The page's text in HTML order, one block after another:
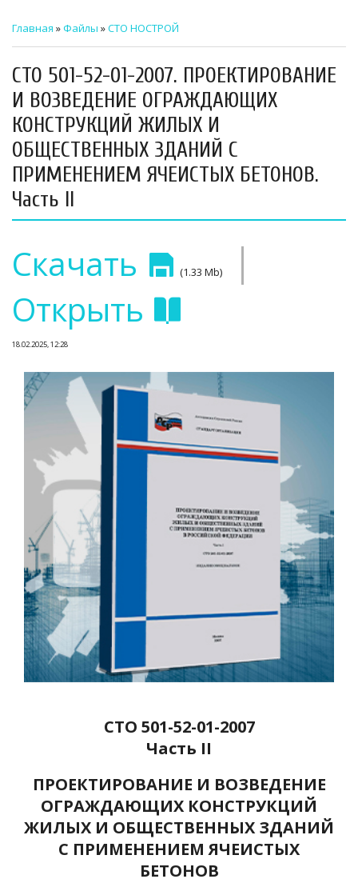
СТРОИТЕЛЬНЫЙ КОНТРОЛЬ
СТРОИТЕЛЬНЫЙ АУДИТ
ЭКСПЛУАТАЦИЯ
НОРМАТИВНЫЕ ДОКУМЕНТЫ
РЕЕСТРЫ
Главная »Файлы »СТО НОСТРОЙ
СТО 501-52-01-2007. ПРОЕКТИРОВАНИЕ
И ВОЗВЕДЕНИЕ ОГРАЖДАЮЩИХ
КОНСТРУКЦИЙ ЖИЛЫХ И
ОБЩЕСТВЕННЫХ ЗДАНИЙ С
ПРИМЕНЕНИЕМ ЯЧЕИСТЫХ БЕТОНОВ.
Часть II
Скачать (1.33 Mb) |
Открыть
18.02.2025, 12:28
СТО 501-52-01-2007
Часть II
ПРОЕКТИРОВАНИЕ И ВОЗВЕДЕНИЕ
ОГРАЖДАЮЩИХ КОНСТРУКЦИЙ
ЖИЛЫХ И ОБЩЕСТВЕННЫХ ЗДАНИЙ
С ПРИМЕНЕНИЕМ ЯЧЕИСТЫХ
БЕТОНОВ